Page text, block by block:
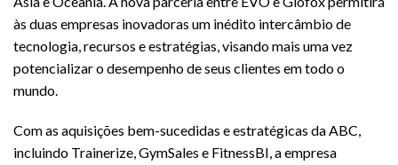
às duas empresas inovadoras um inédito intercâmbio de
tecnologia, recursos e estratégias, visando mais uma vez
potencializar o desempenho de seus clientes em todo o
mundo.
Com as aquisições bem-sucedidas e estratégicas da ABC,
incluindo Trainerize, GymSales e FitnessBI, a empresa